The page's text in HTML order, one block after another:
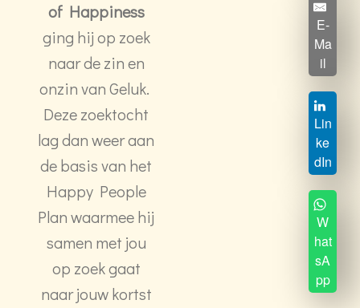
of Happiness
ging hij op zoek
naar de zin en
onzin van Geluk.
Deze zoektocht
lag dan weer aan
de basis van het
Happy People
Plan waarmee hij
samen met jou
op zoek gaat
naar jouw kortst
E-
Ma
il
Lin
ke
dIn
W
hat
sA
pp